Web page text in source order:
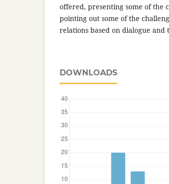
offered, presenting some of the
pointing out some of the
relations based on dialogue and
DOWNLOADS